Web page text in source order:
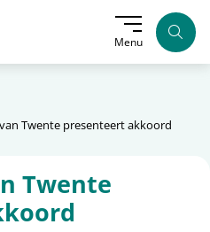
Menu
Twente presenteert akkoord
Twente